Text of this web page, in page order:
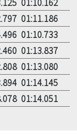
01:10.162
01:11.186
01:10.733
01:13.837
01:13.080
01:14.145
01:14.051